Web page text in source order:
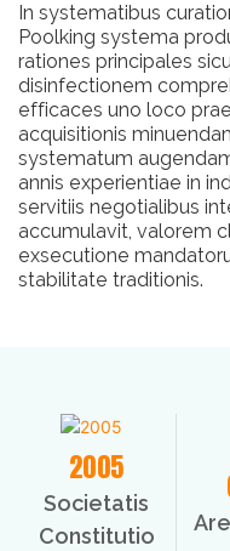
In systematibus
Poolking systema
rationes principales
disinfectionem
efficaces uno loco
acquisitionis
systematum
annis experientiae in
servitiis negotialibus
accumulavit, valorem
exsecutione
stabilitate traditionis.
2005
Societatis
Constitutio